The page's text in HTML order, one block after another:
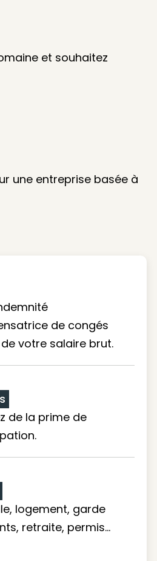
et souhaitez
une entreprise basée à
de congés
votre salaire brut.
de la prime de
logement, garde
retraite, permis…